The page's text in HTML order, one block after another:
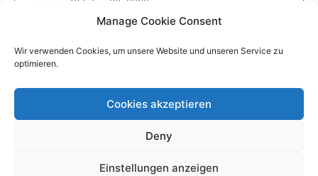
Manage Cookie Consent
Wir verwenden Cookies, um unsere Website und unseren Service zu
optimieren.
Cookies akzeptieren
Deny
Einstellungen anzeigen
Oktober 28, 2020
© 2026 - German Supra MKIV Group e.V. -